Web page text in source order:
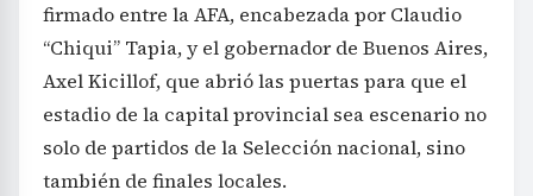
firmado entre la AFA, encabezada por Claudio
“Chiqui” Tapia, y el gobernador de Buenos Aires,
Axel Kicillof, que abrió las puertas para que el
estadio de la capital provincial sea escenario no
solo de partidos de la Selección nacional, sino
también de finales locales.